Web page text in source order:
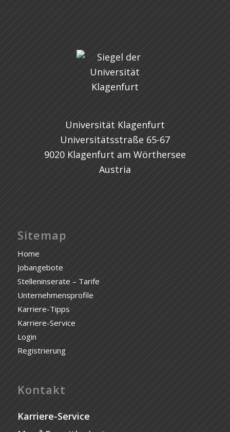
Universität Klagenfurt
Universitätsstraße 65-67
9020 Klagenfurt am Wörthersee
Austria
Sitemap
Home
Jobangebote
Stelleninserate – Tarife
Unternehmensprofile
Karriere-Tipps
Karriere-Service
Login
Registrierung
Kontakt
Karriere-Service